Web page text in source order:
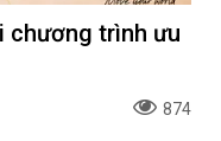
chương trình ưu
874